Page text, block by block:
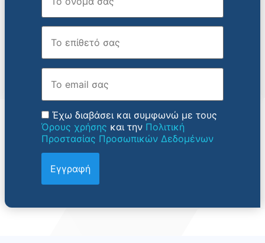
Επώνυμο
Email
Έχω διαβάσει και συμφωνώ με τους
Όρους χρήσης και την Πολιτική
Προστασίας Προσωπικών Δεδομένων